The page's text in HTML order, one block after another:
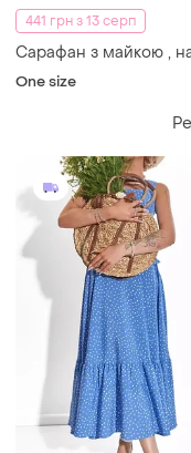
441 грн з 13 серп
Сарафан з майкою ,
One size